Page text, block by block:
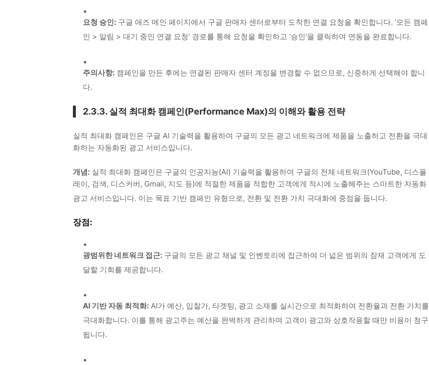
요청 승인: 구글 애즈 메인 페이지에서 구글 판매자 센터로부터 도착한 연결 요청을 확인합니다. '모든 캠페
인 > 알림 > 대기 중인 연결 요청' 경로를 통해 요청을 확인하고 '승인'을 클릭하여 연동을 완료합니다.
주의사항: 캠페인을 만든 후에는 연결된 판매자 센터 계정을 변경할 수 없으므로, 신중하게 선택해야 합니
다.
2.3.3. 실적 최대화 캠페인(Performance Max)의 이해와 활용 전략
실적 최대화 캠페인은 구글 AI 기술력을 활용하여 구글의 모든 광고 네트워크에 제품을 노출하고 전환을 극대
화하는 자동화된 광고 서비스입니다.
개념: 실적 최대화 캠페인은 구글의 인공지능(AI) 기술력을 활용하여 구글의 전체 네트워크(YouTube, 디스플
레이, 검색, 디스커버, Gmail, 지도 등)에 적절한 제품을 적합한 고객에게 적시에 노출해주는 스마트한 자동화
광고 서비스입니다. 이는 목표 기반 캠페인 유형으로, 전환 및 전환 가치 극대화에 중점을 둡니다.
장점:
광범위한 네트워크 접근: 구글의 모든 광고 채널 및 인벤토리에 접근하여 더 넓은 범위의 잠재 고객에게 도
달할 기회를 제공합니다.
AI 기반 자동 최적화: AI가 예산, 입찰가, 타겟팅, 광고 소재를 실시간으로 최적화하여 전환율과 전환 가치를
극대화합니다. 이를 통해 광고주는 예산을 완벽하게 관리하며 고객이 광고와 상호작용할 때만 비용이 청구
됩니다.